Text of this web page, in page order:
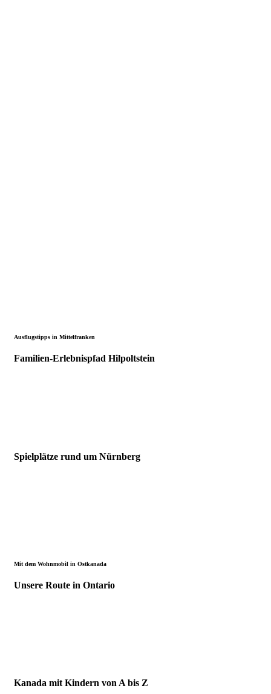
Ausflugstipps in Mittelfranken
Familien-Erlebnispfad Hilpoltstein
Spielplätze rund um Nürnberg
Mit dem Wohnmobil in Ostkanada
Unsere Route in Ontario
Kanada mit Kindern von A bis Z